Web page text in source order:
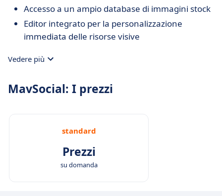
Accesso a un ampio database di immagini stock
Editor integrato per la personalizzazione
immediata delle risorse visive
Vedere più
MavSocial: I prezzi
standard
Prezzi
su domanda